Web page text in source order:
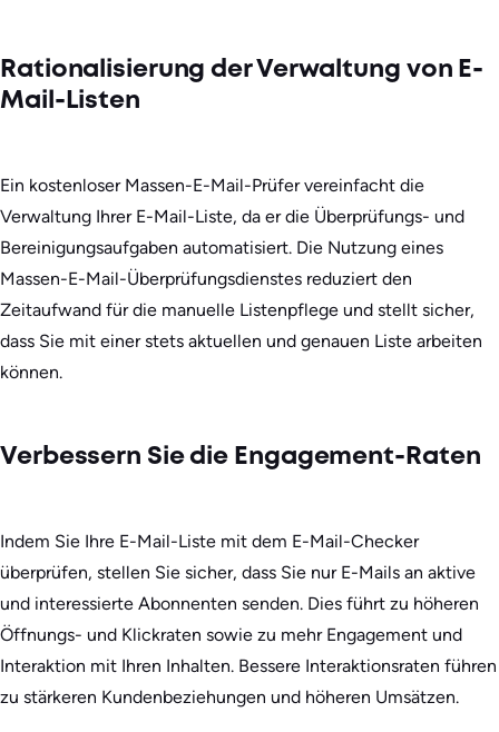
Rationalisierung der Verwaltung von E-
Mail-Listen
Ein kostenloser Massen-E-Mail-Prüfer vereinfacht die
Verwaltung Ihrer E-Mail-Liste, da er die Überprüfungs- und
Bereinigungsaufgaben automatisiert. Die Nutzung eines
Massen-E-Mail-Überprüfungsdienstes reduziert den
Zeitaufwand für die manuelle Listenpflege und stellt sicher,
dass Sie mit einer stets aktuellen und genauen Liste arbeiten
können.
Verbessern Sie die Engagement-Raten
Indem Sie Ihre E-Mail-Liste mit dem E-Mail-Checker
überprüfen, stellen Sie sicher, dass Sie nur E-Mails an aktive
und interessierte Abonnenten senden. Dies führt zu höheren
Öffnungs- und Klickraten sowie zu mehr Engagement und
Interaktion mit Ihren Inhalten. Bessere Interaktionsraten führen
zu stärkeren Kundenbeziehungen und höheren Umsätzen.